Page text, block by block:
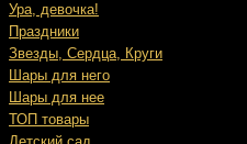
Ура, девочка!
Праздники
Звезды, Сердца, Круги
Шары для него
Шары для нее
ТОП товары